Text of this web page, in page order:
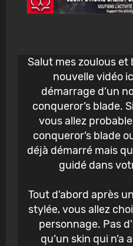
Salut mes zoulous
nouvelle vidéo
démarrage d’un
conqueror’s blade.
vous allez
conqueror’s blade
déjà démarré mais
guidé dans
Tout d'abord après
stylée, vous allez
personnage. Pas
qu’un skin qui